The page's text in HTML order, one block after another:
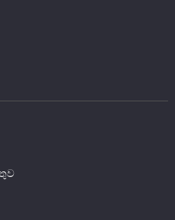
වෙ‍ෙළඳපොළ
ප්‍රශස්ත භාවිත සංග්‍රහය හා
වෙළෙඳපොළ